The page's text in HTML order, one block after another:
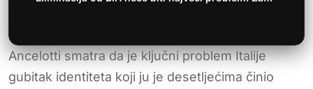
Ancelotti smatra da je ključni problem Italije
gubitak identiteta koji ju je desetljećima činio